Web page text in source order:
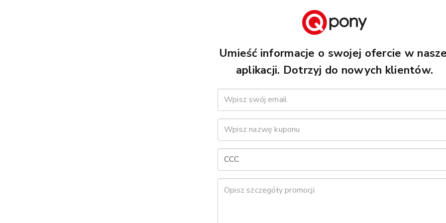
Umieść informacje o swojej ofercie w
aplikacji. Dotrzyj do nowych klientów.